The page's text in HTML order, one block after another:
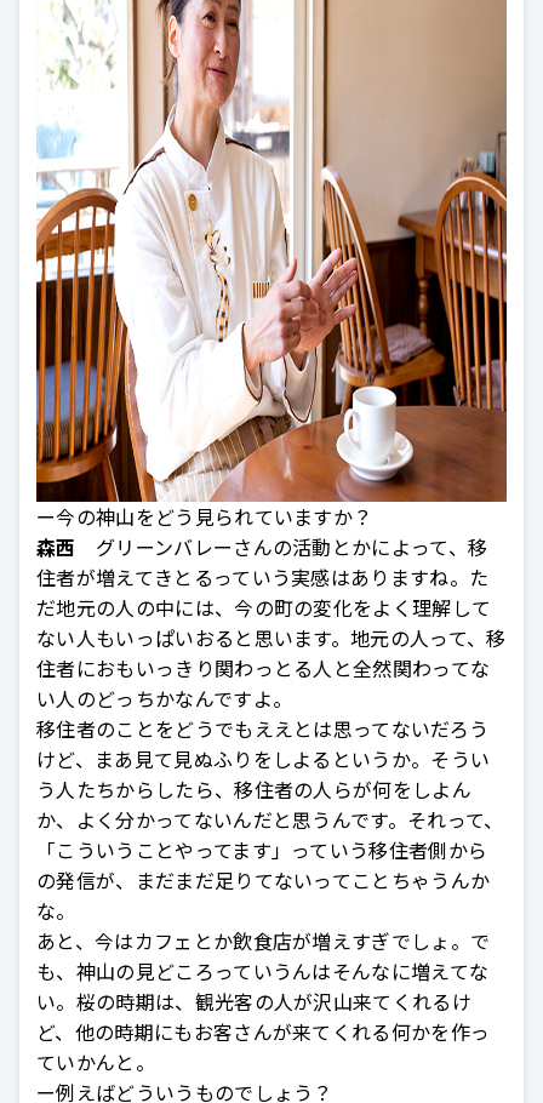
ー今の神山をどう見られていますか？
森西 グリーンバレーさんの活動とかによって、移
住者が増えてきとるっていう実感はありますね。た
だ地元の人の中には、今の町の変化をよく理解して
ない人もいっぱいおると思います。地元の人って、移
住者におもいっきり関わっとる人と全然関わってな
い人のどっちかなんですよ。
移住者のことをどうでもええとは思ってないだろう
けど、まあ見て見ぬふりをしよるというか。そうい
う人たちからしたら、移住者の人らが何をしよん
か、よく分かってないんだと思うんです。それって、
「こういうことやってます」っていう移住者側から
の発信が、まだまだ足りてないってことちゃうんか
な。
あと、今はカフェとか飲食店が増えすぎでしょ。で
も、神山の見どころっていうんはそんなに増えてな
い。桜の時期は、観光客の人が沢山来てくれるけ
ど、他の時期にもお客さんが来てくれる何かを作っ
ていかんと。
ー例えばどういうものでしょう？